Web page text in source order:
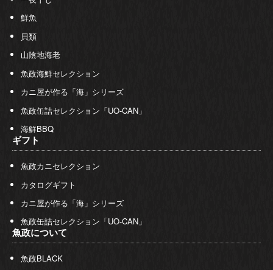
鮮魚
貝類
山陰地海老
魚政海鮮セレクション
カニ屋が作る「海」シリーズ
魚政缶詰セレクション「UO-CAN」
海鮮BBQ
ギフト
魚政カニセレクション
カタログギフト
カニ屋が作る「海」シリーズ
魚政缶詰セレクション「UO-CAN」
魚政について
魚政BLACK